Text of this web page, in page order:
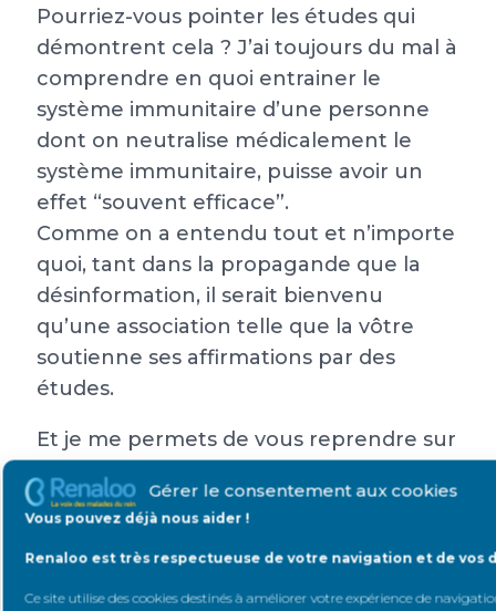
Gérer le consentement aux cookies
Vous pouvez déjà nous aider !
Renaloo est très respectueuse de votre navigation et de vos
Ce site utilise des cookies destinés à améliorer votre expérience de
Pourriez-vous pointer les études qui
démontrent cela ? J’ai toujours du mal à
comprendre en quoi entrainer le
système immunitaire d’une personne
dont on neutralise médicalement le
système immunitaire, puisse avoir un
effet “souvent efficace”.
Comme on a entendu tout et n’importe
quoi, tant dans la propagande que la
désinformation, il serait bienvenu
qu’une association telle que la vôtre
soutienne ses affirmations par des
études.
Et je me permets de vous reprendre sur
personnes dialysées et greffées.” qui est
tout simplement faux. La formule
correcte est “la vaccination ne présente
pas plus de risques pour les personnes